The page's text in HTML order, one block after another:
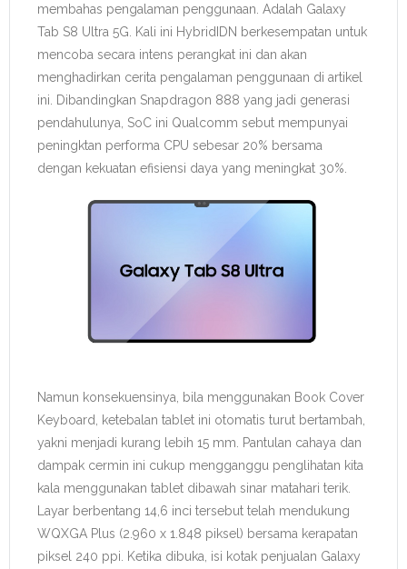
membahas pengalaman penggunaan. Adalah Galaxy
Tab S8 Ultra 5G. Kali ini HybridIDN berkesempatan untuk
mencoba secara intens perangkat ini dan akan
menghadirkan cerita pengalaman penggunaan di artikel
ini. Dibandingkan Snapdragon 888 yang jadi generasi
pendahulunya, SoC ini Qualcomm sebut mempunyai
peningktan performa CPU sebesar 20% bersama
dengan kekuatan efisiensi daya yang meningkat 30%.
Namun konsekuensinya, bila menggunakan Book Cover
Keyboard, ketebalan tablet ini otomatis turut bertambah,
yakni menjadi kurang lebih 15 mm. Pantulan cahaya dan
dampak cermin ini cukup mengganggu penglihatan kita
kala menggunakan tablet dibawah sinar matahari terik.
Layar berbentang 14,6 inci tersebut telah mendukung
WQXGA Plus (2.960 x 1.848 piksel) bersama kerapatan
piksel 240 ppi. Ketika dibuka, isi kotak penjualan Galaxy